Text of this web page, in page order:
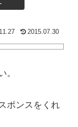
2015.07.30
。
ポンスをくれ